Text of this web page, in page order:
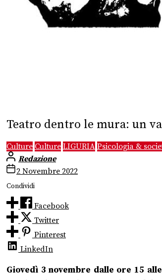
Teatro dentro le mura: un
Culture Culture LIGURIA Psicologia &
Redazione
2 Novembre 2022
Condividi
Facebook
Twitter
Pinterest
LinkedIn
Giovedì 3 novembre dalle ore 15